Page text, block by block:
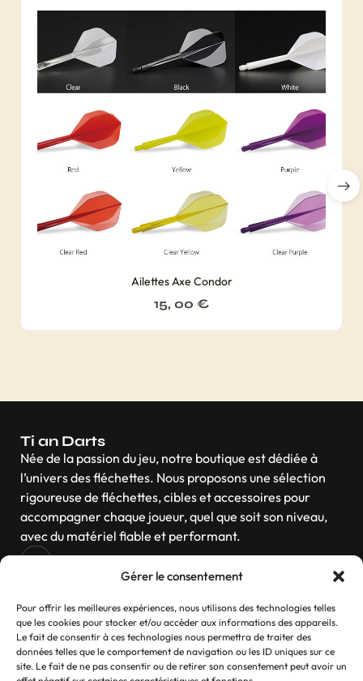
Gérer le consentement
Pour offrir les meilleures expériences, nous utilisons des technologies telles
que les cookies pour stocker et/ou accéder aux informations des appareils.
Le fait de consentir à ces technologies nous permettra de traiter des
données telles que le comportement de navigation ou les ID uniques sur ce
site. Le fait de ne pas consentir ou de retirer son consentement peut avoir un
Ailettes Axe Condor
15, 00 €
Ti an Darts
Née de la passion du jeu, notre boutique est dédiée à
l’univers des fléchettes. Nous proposons une sélection
rigoureuse de fléchettes, cibles et accessoires pour
accompagner chaque joueur, quel que soit son niveau,
avec du matériel fiable et performant.
Navigation